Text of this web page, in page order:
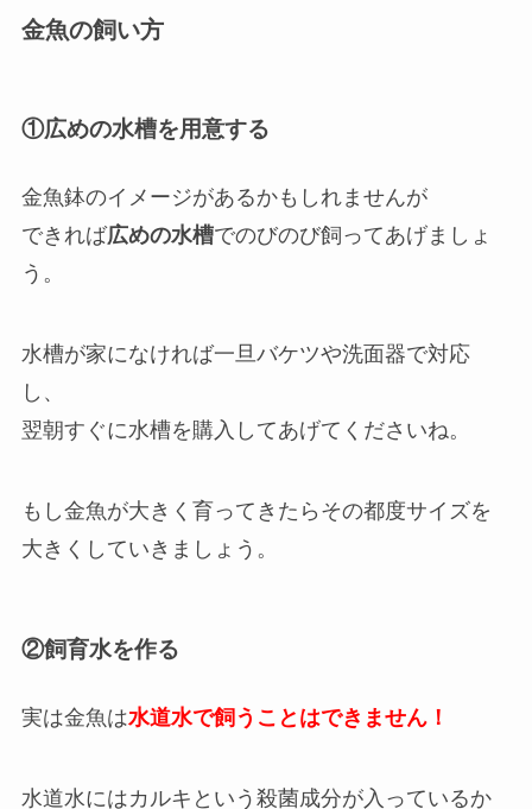
金魚の飼い方
①広めの水槽を用意する
金魚鉢のイメージがあるかもしれませんが
できれば広めの水槽でのびのび飼ってあげましょ
う。
水槽が家になければ一旦バケツや洗面器で対応
し、
翌朝すぐに水槽を購入してあげてくださいね。
もし金魚が大きく育ってきたらその都度サイズを
大きくしていきましょう。
②飼育水を作る
実は金魚は水道水で飼うことはできません！
水道水にはカルキという殺菌成分が入っているか